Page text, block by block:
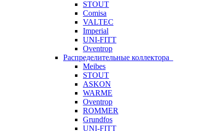
STOUT
Comisa
VALTEC
Imperial
UNI-FITT
Oventrop
Распределительные коллектора
Meibes
STOUT
ASKON
WARME
Oventrop
ROMMER
Grundfos
UNI-FITT